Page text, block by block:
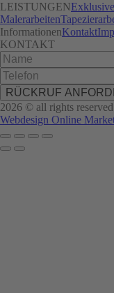
LEISTUNGENExklusive
Malerarbeiten
InformationenKontakt
KONTAKT
RÜCKRUF
2026 © all rights reserved
Webdesign Online